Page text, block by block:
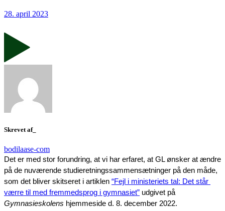
28. april 2023
Skrevet af_
bodilaase-com
Det er med stor forundring, at vi har erfaret, at GL ønsker at ændre
på de nuværende studieretningssammensætninger på den måde,
som det bliver skitseret i artiklen “Fejl i ministeriets tal: Det står
værre til med fremmedsprog i gymnasiet”
Gymnasieskolens hjemmeside d. 8. december 2022.